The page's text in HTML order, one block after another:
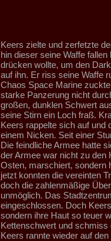
Keers zielte und zerfetzte
hin dieser seine Waffe
drücken wollte, um den
auf ihn. Er riss seine Waffe
Chaos Space Marine
starke Panzerung nicht
großen, dunklen Schwert
seine Stirn ein Loch fraß.
Keers rappelte sich auf und
einem Nicken. Seit einer
Die feindliche Armee hatte
der Armee war nicht zu den
Osten, marschiert, sondern
jetzt konnten die vereinten
doch die zahlenmäßige
unmöglich. Das
eingeschlossen. Doch
sondern ihre Haut so teuer
Kettenschwert und
Keers rannte wieder auf den